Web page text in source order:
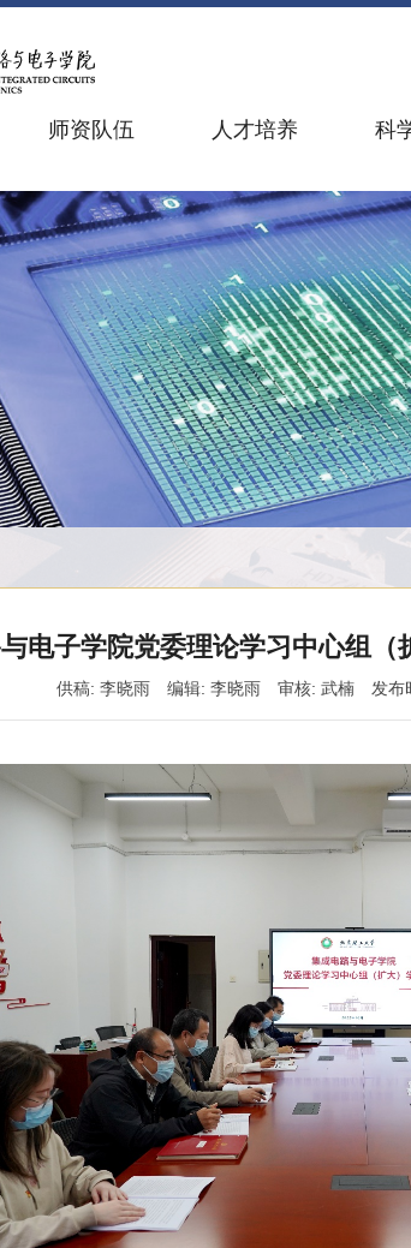
师资队伍 人才培养 科
电子学院党委理论学习中心组
供稿: 李晓雨 编辑: 李晓雨 审核: 武楠 发布